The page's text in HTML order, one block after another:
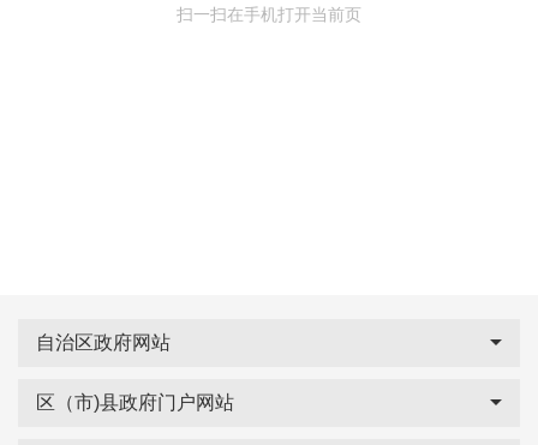
扫一扫在手机打开当前页
自治区政府网站
区（市)县政府门户网站